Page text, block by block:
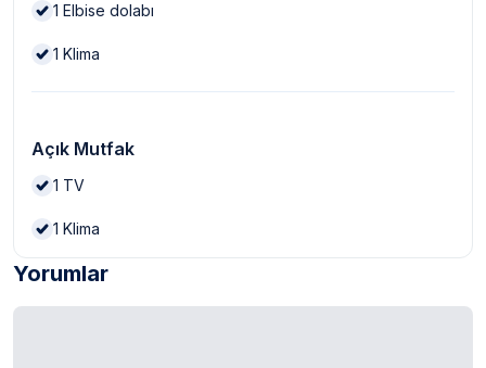
1 Elbise dolabı
1 Klima
Açık Mutfak
1 TV
1 Klima
Yorumlar